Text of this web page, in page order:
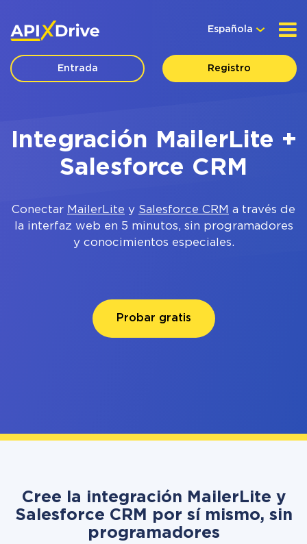
Española
Entrada Registro
Integración MailerLite +
Salesforce CRM
Conectar MailerLite y Salesforce CRM a través de
la interfaz web en 5 minutos, sin programadores
y conocimientos especiales.
Probar gratis
Cree la integración MailerLite y
Salesforce CRM por sí mismo, sin
programadores